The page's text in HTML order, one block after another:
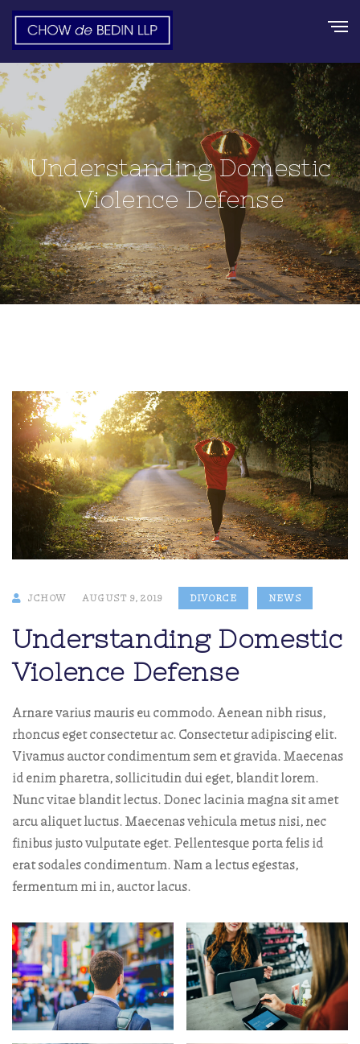
Understanding Domestic
Violence Defense
JCHOW AUGUST 9, 2019 DIVORCE NEWS
Understanding Domestic
Violence Defense
Arnare varius mauris eu commodo. Aenean nibh risus,
rhoncus eget consectetur ac. Consectetur adipiscing elit.
Vivamus auctor condimentum sem et gravida. Maecenas
id enim pharetra, sollicitudin dui eget, blandit lorem.
Nunc vitae blandit lectus. Donec lacinia magna sit amet
arcu aliquet luctus. Maecenas vehicula metus nisi, nec
finibus justo vulputate eget. Pellentesque porta felis id
erat sodales condimentum. Nam a lectus egestas,
fermentum mi in, auctor lacus.